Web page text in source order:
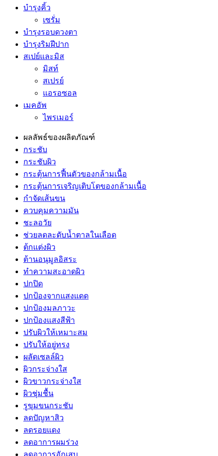
บำรุงคิ้ว
เซรั่ม
บำรุงรอบดวงตา
บำรุงริมฝีปาก
สเปย์และมิส
มิสท์
สเปรย์
แอรอซอล
เมคอัพ
ไพรเมอร์
ผลลัพธ์ของผลิตภัณฑ์
กระชับ
กระชับผิว
กระตุ้นการฟื้นตัวของกล้ามเนื้อ
กระตุ้นการเจริญเติบโตของกล้ามเนื้อ
กำจัดเส้นขน
ควบคุมความมัน
ชะลอวัย
ช่วยลดละดับน้ำตาลในเลือด
ต้กแต่งผิว
ต้านอนุมูลอิสระ
ทำความสะอาดผิว
ปกปิด
ปกป้องจากแสงแดด
ปกป้องมลภาวะ
ปกป้องแสงสีฟ้า
ปรับผิวให้เหมาะสม
ปรับให้อยู่ทรง
ผลัดเซลล์ผิว
ผิวกระจ่างใส
ผิวขาวกระจ่างใส
ผิวชุ่มชื้น
รูขุมขนกระชับ
ลดปัญหาสิว
ลดรอยแดง
ลดอาการผมร่วง
ลดอาการอักเสบ